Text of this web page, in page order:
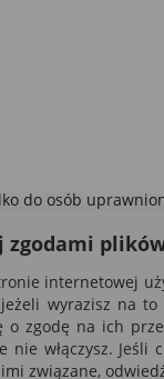
do osób
zgodami
internetowej
wyrazisz na
o zgodę na ich
nie włączysz.
związane,